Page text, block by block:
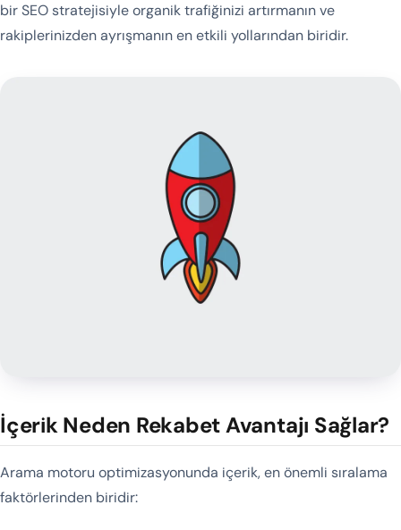
bir SEO stratejisiyle organik trafiğinizi artırmanın ve
rakiplerinizden ayrışmanın en etkili yollarından biridir.
İçerik Neden Rekabet Avantajı Sağlar?
Arama motoru optimizasyonunda içerik, en önemli sıralama
faktörlerinden biridir: